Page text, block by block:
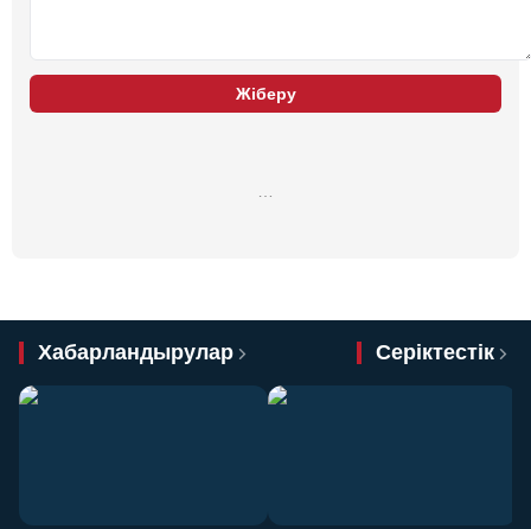
Жіберу
Хабарландырулар Серіктестік